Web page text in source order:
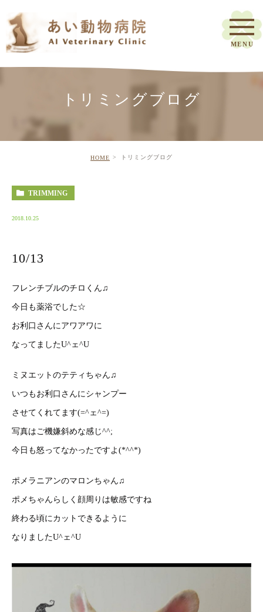
トリミングブログ
HOME トリミングブログ
TRIMMING
2018.10.25
10/13
フレンチブルのチロくん♫
今日も薬浴でした☆
お利口さんにアワアワに
なってましたU^ェ^U
ミヌエットのテティちゃん♫
いつもお利口さんにシャンプー
させてくれてます(=^ェ^=)
写真はご機嫌斜めな感じ^^;
今日も怒ってなかったですよ(*^^*)
ポメラニアンのマロンちゃん♫
ポメちゃんらしく顔周りは敏感ですね
終わる頃にカットできるように
なりましたU^ェ^U